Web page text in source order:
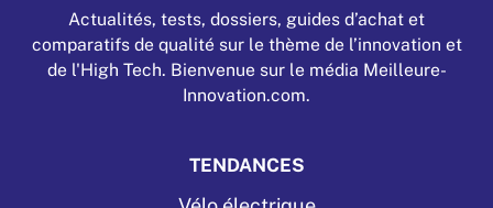
Actualités, tests, dossiers, guides d’achat et
comparatifs de qualité sur le thème de l’innovation et
de l'High Tech. Bienvenue sur le média Meilleure-
Innovation.com.
TENDANCES